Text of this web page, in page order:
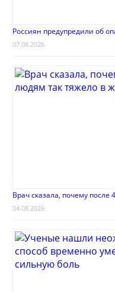
Россиян предупредили об
07.08.2026
Врач сказала, почему
04.08.2026